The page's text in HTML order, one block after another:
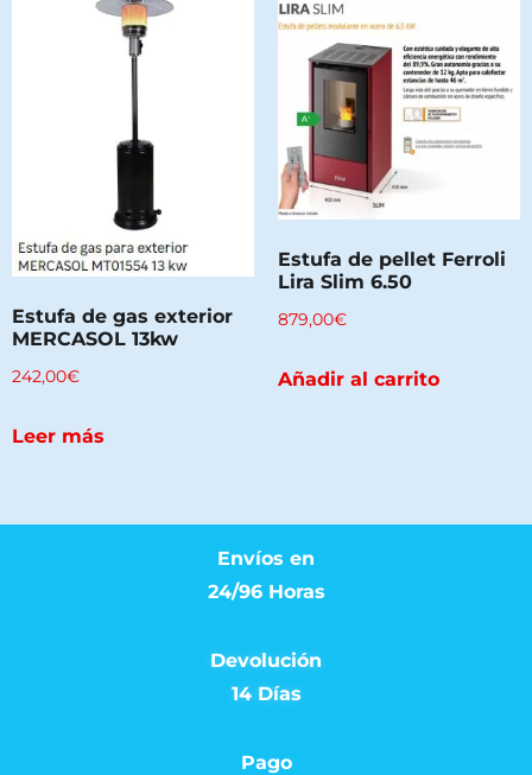
Estufa de gas exterior
MERCASOL 13kw
242,00€
Leer más
Estufa de pellet Ferroli
Lira Slim 6.50
879,00€
Añadir al carrito
Envíos en
24/96 Horas
Devolución
14 Días
Pago